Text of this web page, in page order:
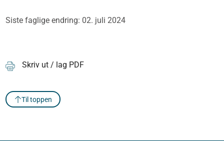
Siste faglige endring: 02. juli 2024
Skriv ut / lag PDF
Til toppen